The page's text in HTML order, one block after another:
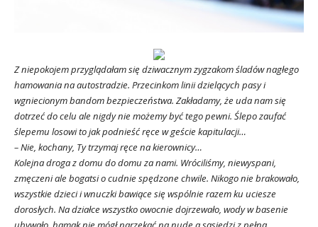
Z niepokojem przyglądałam się dziwacznym zygzakom śladów nagłego
hamowania na autostradzie. Przecinkom linii dzielących pasy i
wgniecionym bandom bezpieczeństwa. Zakładamy, że uda nam się
dotrzeć do celu ale nigdy nie możemy być tego pewni. Ślepo zaufać
ślepemu losowi to jak podnieść ręce w geście kapitulacji…
– Nie, kochany, Ty trzymaj ręce na kierownicy…
Kolejna droga z domu do domu za nami. Wróciliśmy, niewyspani,
zmęczeni ale bogatsi o cudnie spędzone chwile. Nikogo nie brakowało,
wszystkie dzieci i wnuczki bawiące się wspólnie razem ku uciesze
dorosłych. Na działce wszystko owocnie dojrzewało, wody w basenie